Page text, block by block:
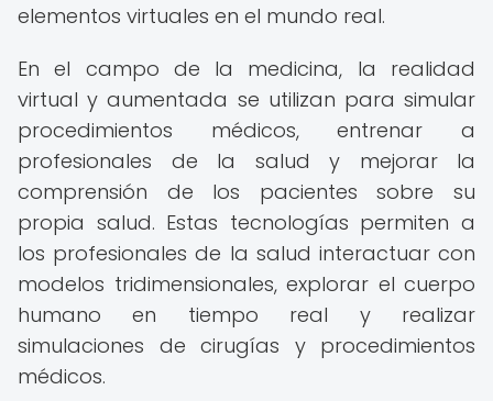
elementos virtuales en el mundo real.
En el campo de la medicina, la realidad
virtual y aumentada se utilizan para simular
procedimientos médicos, entrenar a
profesionales de la salud y mejorar la
comprensión de los pacientes sobre su
propia salud. Estas tecnologías permiten a
los profesionales de la salud interactuar con
modelos tridimensionales, explorar el cuerpo
humano en tiempo real y realizar
simulaciones de cirugías y procedimientos
médicos.